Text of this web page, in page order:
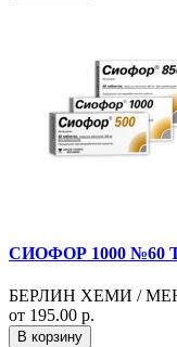
СИОФОР 1000 №60
БЕРЛИН ХЕМИ /
от 195.00 р.
В корзину